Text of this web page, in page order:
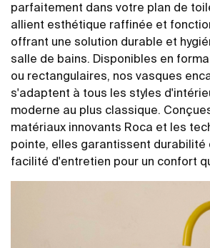
parfaitement dans votre plan de
allient esthétique raffinée et
offrant une solution durable et
salle de bains. Disponibles en
ou rectangulaires, nos vasques
s'adaptent à tous les styles
moderne au plus classique.
matériaux innovants Roca et les
pointe, elles garantissent durabilité
facilité d'entretien pour un confort